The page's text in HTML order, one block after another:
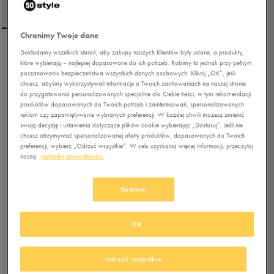
FILA SZORTY BRUNO FT
5.0(63)
119,99zł -58% (cena początkowa)
59,99zł -17%(najniższa cena z 30 dni przed obniżką)
49,99zł z Vat
+ 250 PKT WKLUBIE 50 STYLE
Chronimy Twoje dane
Dokładamy wszelkich starań, aby zakupy naszych Klientów były udane, a produkty,
które wybierają – najlepiej dopasowane do ich potrzeb. Robimy to jednak przy pełnym
poszanowaniu bezpieczeństwa wszystkich danych osobowych. Kliknij „OK”, jeśli
chcesz, abyśmy wykorzystywali informacje o Twoich zachowaniach na naszej stronie
do przygotowania personalizowanych specjalnie dla Ciebie treści, w tym rekomendacji
produktów dopasowanych do Twoich potrzeb i zainteresowań, spersonalizowanych
reklam czy zapamiętywanie wybranych preferencji. W każdej chwili możesz zmienić
swoją decyzję i ustawienia dotyczące plików cookie wybierając „Dostosuj”. Jeśli nie
chcesz otrzymywać spersonalizowanej oferty produktów, dopasowanych do Twoich
preferencji, wybierz „Odrzuć wszystkie”. W celu uzyskania więcej informacji, przeczytaj
naszą
politykę prywatności.
Dostosuj
Odrzuć wszystkie
OK